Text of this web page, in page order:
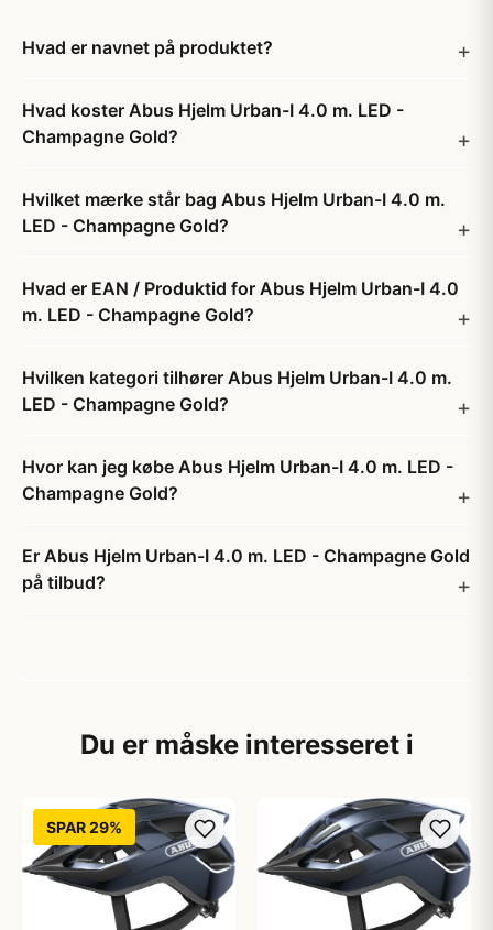
Hvad er navnet på produktet?
Hvad koster Abus Hjelm Urban-I 4.0 m. LED -
Champagne Gold?
Hvilket mærke står bag Abus Hjelm Urban-I 4.0 m.
LED - Champagne Gold?
Hvad er EAN / Produktid for Abus Hjelm Urban-I 4.0
m. LED - Champagne Gold?
Hvilken kategori tilhører Abus Hjelm Urban-I 4.0 m.
LED - Champagne Gold?
Hvor kan jeg købe Abus Hjelm Urban-I 4.0 m. LED -
Champagne Gold?
Er Abus Hjelm Urban-I 4.0 m. LED - Champagne Gold
på tilbud?
Du er måske interesseret i
SPAR 29%